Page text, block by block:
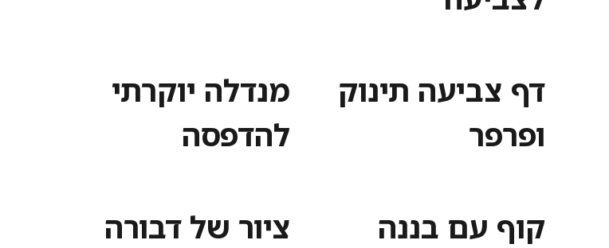
דף צביעה תינוק
ופרפר
מנדלה יוקרתי
להדפסה
קוף עם בננה
ציור של דבורה